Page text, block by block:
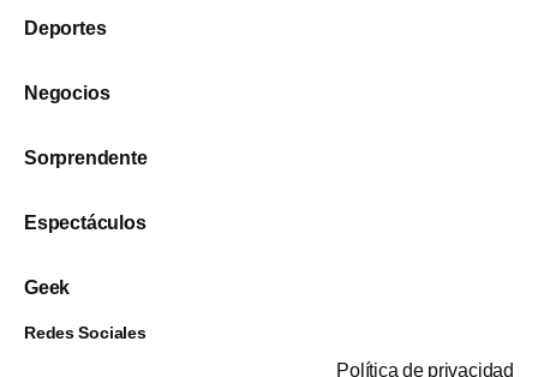
Deportes
Negocios
Sorprendente
Espectáculos
Geek
Redes Sociales
Política de privacidad